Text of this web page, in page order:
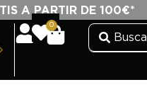
A PARTIR DE 100€*
0